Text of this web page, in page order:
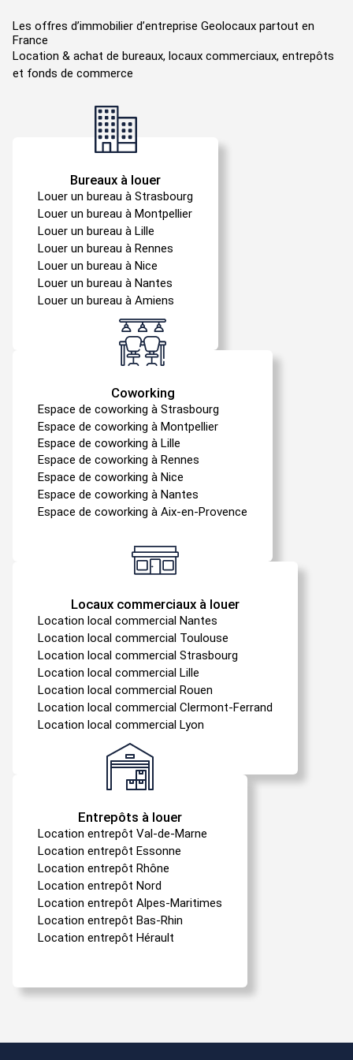
nombreux et plus qualitatifs. Une autre évolution du
marché est la volonté d’intégrer des bâtiments
incorporant une conscience environnementale.
équipements, services… Il vous est également
possible de rechercher en fonction des normes, par
exemple unelocation de bureau ERPou unelocation
de bureau accessible aux personnes à mobilité
fonctionnalité "My Commuters" vient mesurer les
effets d’un déménagement pour vos collaborateurs.
Elle s’apparente à une étude d’implantation prenant
employés, afin de définir la localisation idéale de
votre entreprise.
Les offres d’immobilier d’entreprise Geolocaux partout en
France
Location & achat de bureaux, locaux commerciaux, entrepôts
et fonds de commerce
Bureaux à louer
Louer un bureau à Strasbourg
Louer un bureau à Montpellier
Louer un bureau à Lille
Louer un bureau à Rennes
Louer un bureau à Nice
Louer un bureau à Nantes
Louer un bureau à Amiens
Coworking
Espace de coworking à Strasbourg
Espace de coworking à Montpellier
Espace de coworking à Lille
Espace de coworking à Rennes
Espace de coworking à Nice
Espace de coworking à Nantes
Espace de coworking à Aix-en-Provence
Locaux commerciaux à louer
Location local commercial Nantes
Location local commercial Toulouse
Location local commercial Strasbourg
Location local commercial Lille
Location local commercial Rouen
Location local commercial Clermont-Ferrand
Location local commercial Lyon
Entrepôts à louer
Location entrepôt Val-de-Marne
Location entrepôt Essonne
Location entrepôt Rhône
Location entrepôt Nord
Location entrepôt Alpes-Maritimes
Location entrepôt Bas-Rhin
Location entrepôt Hérault